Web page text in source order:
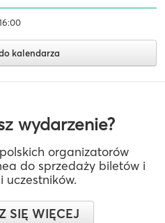
kalendarza
wydarzenie?
organizatorów
do sprzedaży biletów i
uczestników.
SIĘ WIĘCEJ